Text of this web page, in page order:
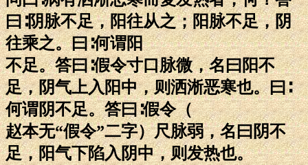
曰∶阴脉不足，阳往从之；阳脉不足，阴
往乘之。曰∶何谓阳
不足。答曰∶假令寸口脉微，名曰阳不
足，阴气上入阳中，则洒淅恶寒也。曰∶
何谓阴不足。答曰∶假令（
赵本无“假令”二字）尺脉弱，名曰阴不
足，阳气下陷入阴中，则发热也。